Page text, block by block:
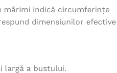
mărimi indică circumferințe
dimensiunilor efective
largă a bustului.